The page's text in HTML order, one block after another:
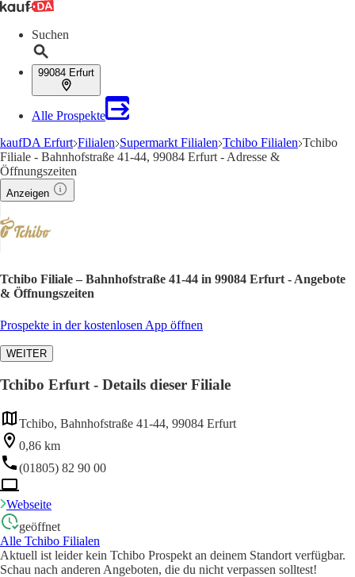
Suchen
99084 Erfurt
Alle Prospekte
kaufDA Erfurt Filialen Supermarkt Filialen Tchibo Filialen Tchibo
Filiale - Bahnhofstraße 41-44, 99084 Erfurt - Adresse &
Öffnungszeiten
Anzeigen
Tchibo Filiale – Bahnhofstraße 41-44 in 99084 Erfurt - Angebote
& Öffnungszeiten
Prospekte in der kostenlosen App öffnen
WEITER
Tchibo Erfurt - Details dieser Filiale
Tchibo, Bahnhofstraße 41-44, 99084 Erfurt
0,86 km
(01805) 82 90 00
Webseite
geöffnet
Alle Tchibo Filialen
Aktuell ist leider kein Tchibo Prospekt an deinem Standort verfügbar.
Schau nach anderen Angeboten, die du nicht verpassen solltest!